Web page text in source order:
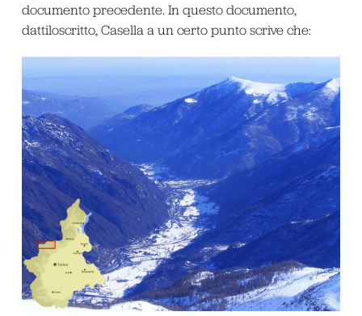
documento precedente. In questo documento,
dattiloscritto, Casella a un certo punto scrive che: